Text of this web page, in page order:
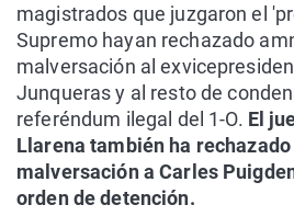
magistrados que juzgaron el
Supremo hayan rechazado
malversación al
Junqueras y al resto de
referéndum ilegal del 1-O. El
Llarena también ha
malversación a Carles
orden de detención.